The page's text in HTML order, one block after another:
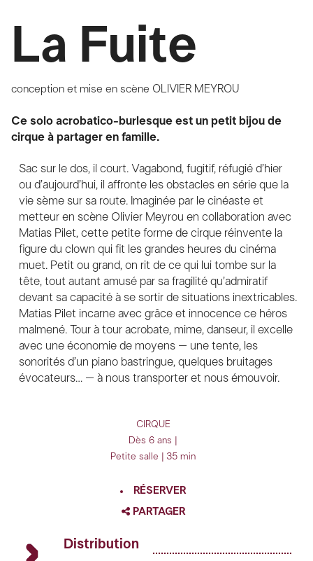
La Fuite
conception et mise en scène OLIVIER MEYROU
Ce solo acrobatico-burlesque est un petit bijou de
cirque à partager en famille.
Sac sur le dos, il court. Vagabond, fugitif, réfugié d’hier
ou d’aujourd’hui, il affronte les obstacles en série que la
vie sème sur sa route. Imaginée par le cinéaste et
metteur en scène Olivier Meyrou en collaboration avec
Matias Pilet, cette petite forme de cirque réinvente la
figure du clown qui fit les grandes heures du cinéma
muet. Petit ou grand, on rit de ce qui lui tombe sur la
tête, tout autant amusé par sa fragilité qu’admiratif
devant sa capacité à se sortir de situations inextricables.
Matias Pilet incarne avec grâce et innocence ce héros
malmené. Tour à tour acrobate, mime, danseur, il excelle
avec une économie de moyens – une tente, les
sonorités d’un piano bastringue, quelques bruitages
évocateurs… – à nous transporter et nous émouvoir.
CIRQUE
Dès 6 ans |
Petite salle | 35 min
RÉSERVER
PARTAGER
TWITTER
Distribution